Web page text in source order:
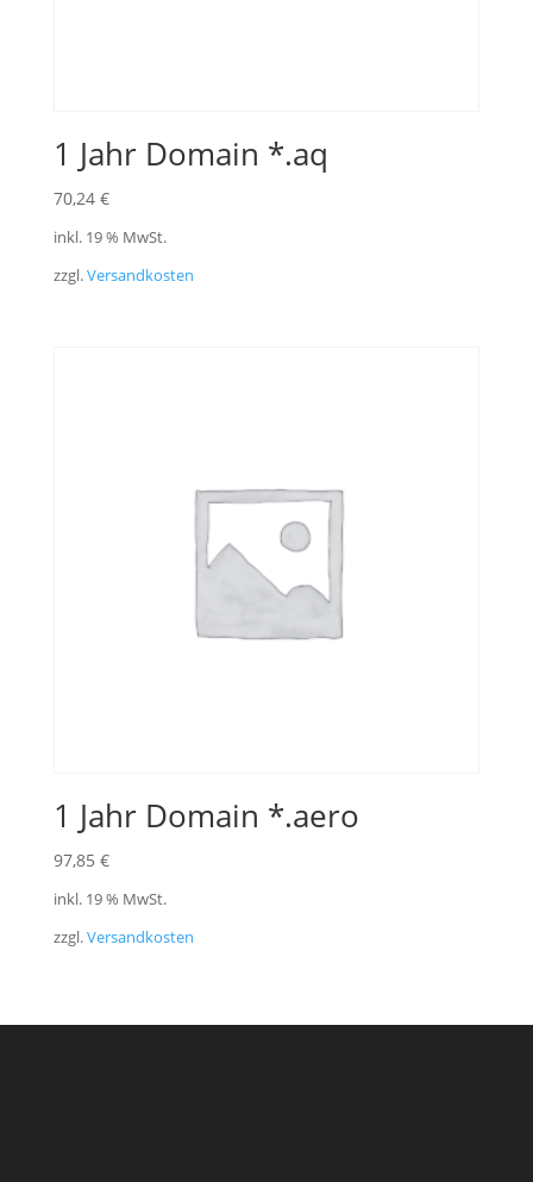
1 Jahr Domain *.aq
70,24 €
inkl. 19 % MwSt.
zzgl.Versandkosten
1 Jahr Domain *.aero
97,85 €
inkl. 19 % MwSt.
zzgl.Versandkosten